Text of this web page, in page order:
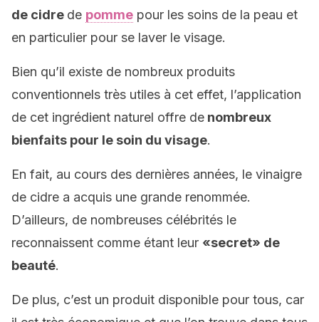
de cidre de pomme pour les soins de la peau et
en particulier pour se laver le visage.
Bien qu’il existe de nombreux produits
conventionnels très utiles à cet effet, l’application
de cet ingrédient naturel offre de nombreux
bienfaits pour le soin du visage.
En fait, au cours des dernières années, le vinaigre
de cidre a acquis une grande renommée.
D’ailleurs, de nombreuses célébrités le
reconnaissent comme étant leur «secret» de
beauté.
De plus, c’est un produit disponible pour tous, car